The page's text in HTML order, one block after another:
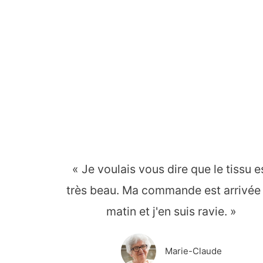
« Je voulais vous dire que le tissu
très beau. Ma commande est
matin et j'en suis ravie. »
Marie-Claude